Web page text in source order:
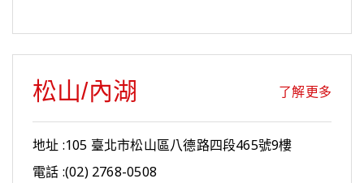
松山/內湖 了解更多
地址 :105 臺北市松山區八德路四段465號9樓
電話 :(02) 2768-0508